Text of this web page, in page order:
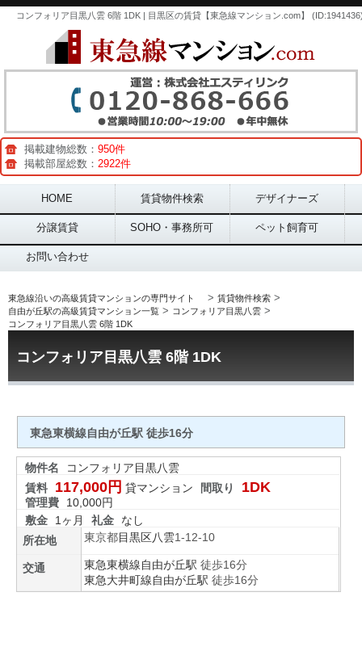
コンフォリア目黒八雲 6階 1DK | 目黒区の賃貸【東急線マンション.com】
掲載建物総数： 950件
掲載部屋総数： 2922件
Main menu
HOME 賃貸物件検索 デザイナーズ
分譲賃貸 SOHO・事務所可 ペット飼育可
お問い合わせ
東急線沿いの高級賃貸マンションの専門サイト > 賃貸物件検索 >
自由が丘駅の高級賃貸マンション一覧 > コンフォリア目黒八雲 >
コンフォリア目黒八雲 6階 1DK
コンフォリア目黒八雲 6階 1DK
東急東横線自由が丘駅 徒歩16分
物件名
コンフォリア目黒八雲
賃料
117,000円 貸マンション 間取り 1DK
管理費
10,000円
敷金
1ヶ月 礼金
なし
所在地
東京都目黒区八雲1-12-10
交通 東急東横線自由が丘駅 徒歩16分
東急大井町線自由が丘駅 徒歩16分